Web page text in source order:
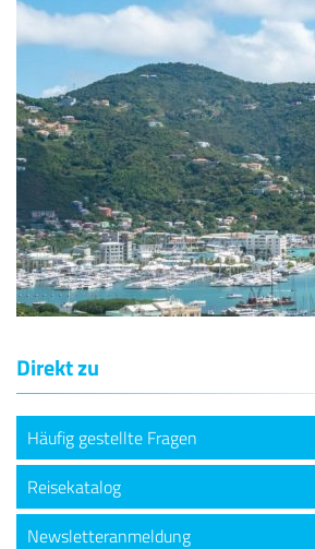
Direkt zu
Häufig gestellte Fragen
Reisekatalog
Newsletteranmeldung